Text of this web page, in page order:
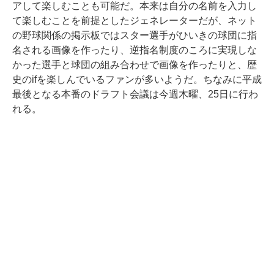
アして楽しむことも可能だ。本来は自分の名前を入力し
て楽しむことを前提としたジェネレーターだが、ネット
の野球関係の掲示板ではスター選手がひいきの球団に指
名される画像を作ったり、逆指名制度のころに実現しな
かった選手と球団の組み合わせで画像を作ったりと、歴
史のifを楽しんでいるファンが多いようだ。ちなみに平成
最後となる本番のドラフト会議は今週木曜、25日に行わ
れる。